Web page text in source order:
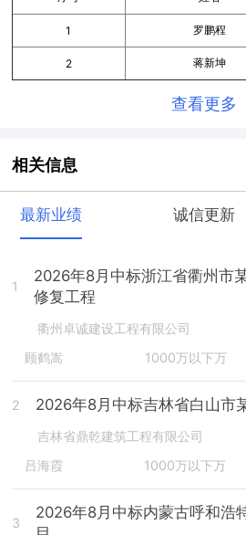
1 罗鹏程
2 蒋新坤
查看更多
相关信息
最新业绩 诚信更新
1
2026年8月中标浙江省衢州市
修复工程
衢州卓诚建设工程有限公司
顾鹤嵩
1000万以下万
2 2026年8月中标吉林省白山市
吉林省鼎乾建筑工程有限公司
吕海霞
1000万以下万
3
2026年8月中标内蒙古呼和浩